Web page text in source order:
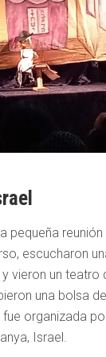
pequeña reunión
escucharon
vieron un teatro
una bolsa
organizada
Israel.